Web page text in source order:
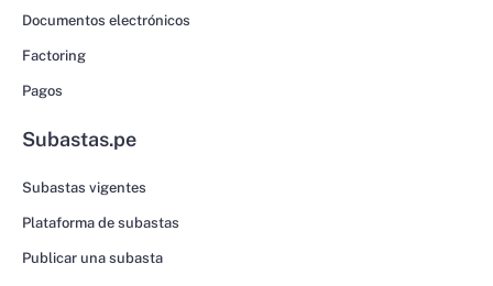
Documentos electrónicos
Factoring
Pagos
Subastas.pe
Subastas vigentes
Plataforma de subastas
Publicar una subasta